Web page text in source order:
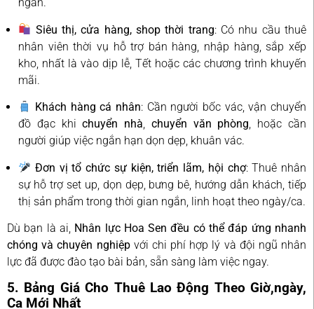
ngắn.
Siêu thị, cửa hàng, shop thời trang: Có nhu cầu thuê
nhân viên thời vụ hỗ trợ bán hàng, nhập hàng, sắp xếp
kho, nhất là vào dịp lễ, Tết hoặc các chương trình khuyến
mãi.
Khách hàng cá nhân: Cần người bốc vác, vận chuyển
đồ đạc khichuyển nhà, chuyển văn phòng, hoặc cần
người giúp việc ngắn hạn dọn dẹp, khuân vác.
Đơn vị tổ chức sự kiện, triển lãm, hội chợ: Thuê nhân
sự hỗ trợ set up, dọn dẹp, bưng bê, hướng dẫn khách, tiếp
thị sản phẩm trong thời gian ngắn, linh hoạt theo ngày/ca.
Dù bạn là ai, Nhân lực Hoa Sen đều có thể đáp ứng nhanh
chóng và chuyên nghiệpvới chi phí hợp lý và đội ngũ nhân
lực đã được đào tạo bài bản, sẵn sàng làm việc ngay.
5. Bảng Giá Cho Thuê Lao Động Theo Giờ,ngày,
Ca Mới Nhất